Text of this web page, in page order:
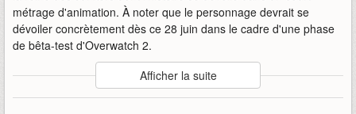
métrage d'animation. À noter que le personnage devrait se
dévoiler concrètement dès ce 28 juin dans le cadre d'une phase
de bêta-test d'Overwatch 2.
Auteur
Blizzard Entertainment
: Uther
Afficher la suite